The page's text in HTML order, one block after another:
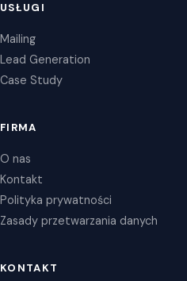
USŁUGI
Mailing
Lead Generation
Case Study
FIRMA
O nas
Kontakt
Polityka prywatności
Zasady przetwarzania danych
KONTAKT